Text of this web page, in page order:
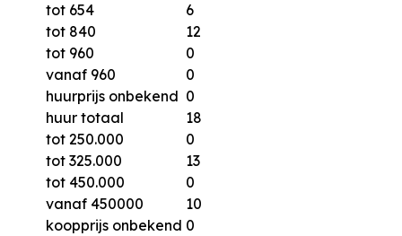
tot 654
6
tot 840
12
tot 960
0
vanaf 960
0
huurprijs onbekend 0
huur totaal
18
tot 250.000
0
tot 325.000
13
tot 450.000
0
vanaf 450000
10
koopprijs onbekend 0